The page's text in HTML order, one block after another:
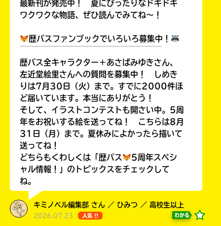
最新刊が発売中！ 夏にぴったりなドキドキ
ワクワクな物語、ぜひ読んでみてね～！
歴バスファンブックでいろいろ募集中！
歴バス全キャラクター＋あさばみゆきさん、
左近堂絵里さんへの質問を募集中！ しめき
りは7月30日（火）まで。すでに2000件ほ
ど届いています。本当にありがとう！
そして、イラストコンテストも開さい中。5周
年をお祝いする絵を送ってね！ こちらは8月
31日（月）まで。夏休みによかったら描いて
送ってね！
どちらもくわしくは「歴バス
5周年スペシ
ャル情報！」のトピックスをチェックして
ね。
キミノベル編集部 さん ／ ひみつ ／ 高校生以上
2026.07.23 人気 !! わかる